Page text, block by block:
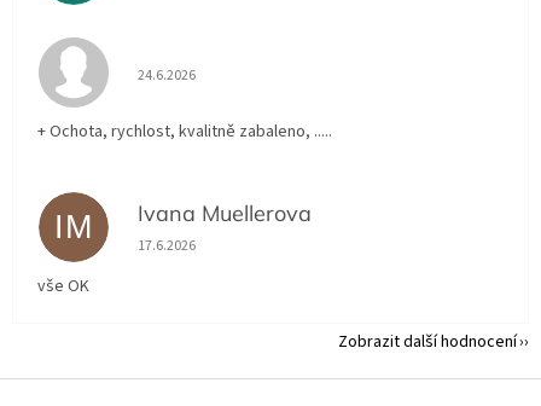
Hodnocení obchodu je 5 z 5 hvězdiček.
24.6.2026
+ Ochota, rychlost, kvalitně zabaleno, .....
IM Ivana Muellerova
Hodnocení obchodu je 5 z 5 hvězdiček.
17.6.2026
vše OK
Zobrazit další hodnocení
Z